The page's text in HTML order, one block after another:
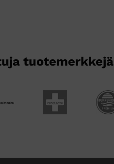
tuotemerkkejä